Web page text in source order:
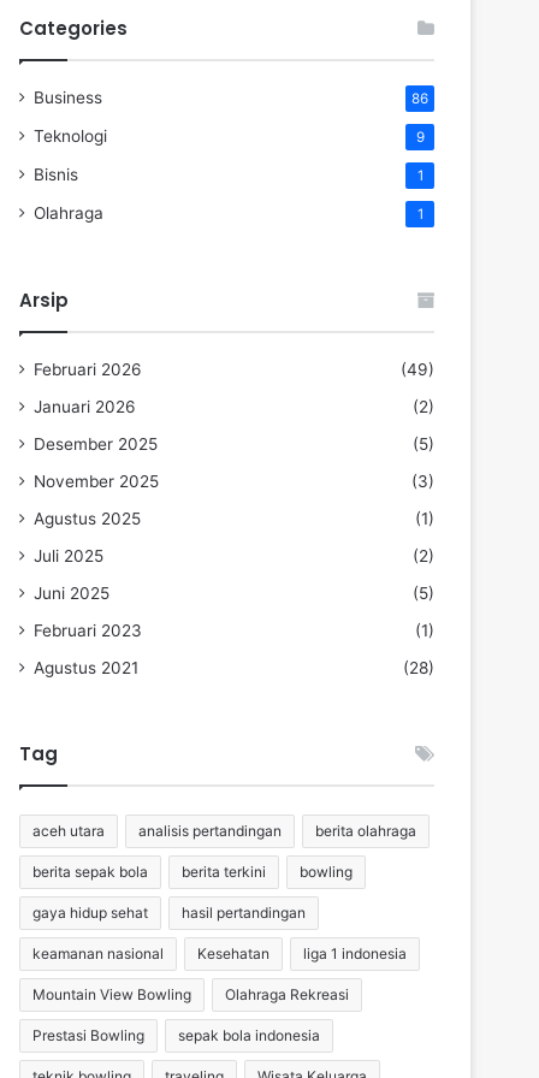
Categories
Business 86
Teknologi 9
Bisnis 1
Olahraga 1
Arsip
Februari 2026
(49)
Januari 2026
(2)
Desember 2025
(5)
November 2025
(3)
Agustus 2025
(1)
Juli 2025
(2)
Juni 2025
(5)
Februari 2023
(1)
Agustus 2021
(28)
Tag
aceh utara analisis pertandingan berita olahraga
berita sepak bola berita terkini bowling
gaya hidup sehat hasil pertandingan
keamanan nasional Kesehatan liga 1 indonesia
Mountain View Bowling Olahraga Rekreasi
Prestasi Bowling sepak bola indonesia